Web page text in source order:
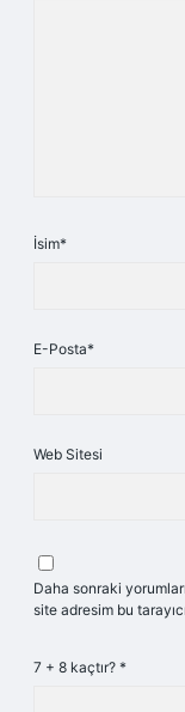
İsim*
E-Posta*
Web Sitesi
Daha sonraki
site adresim bu
7 + 8 kaçtır? *